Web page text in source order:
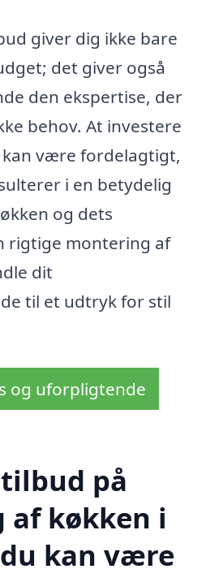
giver dig ikke bare
det giver også
den ekspertise, der
behov. At investere
være fordelagtigt,
i en betydelig
og dets
rigtige montering af
dit
til et udtryk for stil
og uforpligtende
på
køkken i
kan være